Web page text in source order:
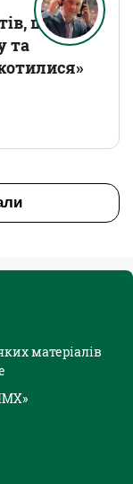
що
та
матеріалів